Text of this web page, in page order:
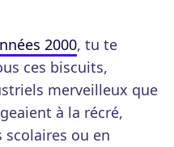
2000, tu te
ces biscuits,
merveilleux que
à la récré,
ou en